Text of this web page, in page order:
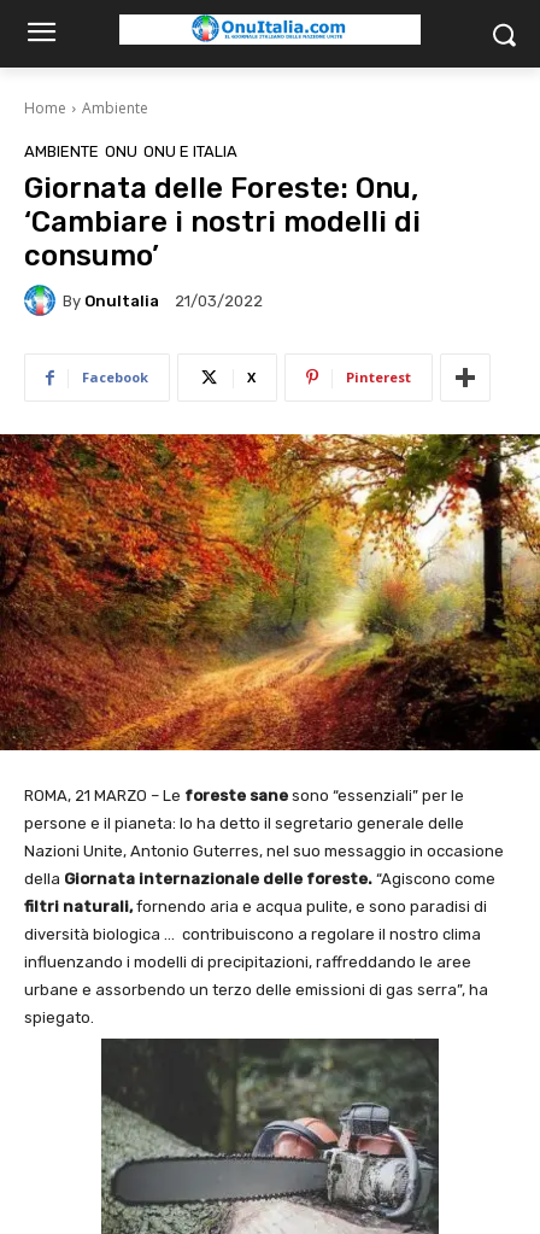
Home Ambiente
AMBIENTE ONU ONU E ITALIA
Giornata delle Foreste: Onu,
‘Cambiare i nostri modelli di
consumo’
By OnuItalia 21/03/2022
Facebook X Pinterest
ROMA, 21 MARZO – Le foreste sane sono “essenziali” per le
persone e il pianeta: lo ha detto il segretario generale delle
Nazioni Unite, Antonio Guterres, nel suo messaggio in occasione
della Giornata internazionale delle foreste. “Agiscono come
filtri naturali,fornendo aria e acqua pulite, e sono paradisi di
diversità biologica … contribuiscono a regolare il nostro clima
influenzando i modelli di precipitazioni, raffreddando le aree
urbane e assorbendo un terzo delle emissioni di gas serra”, ha
spiegato.